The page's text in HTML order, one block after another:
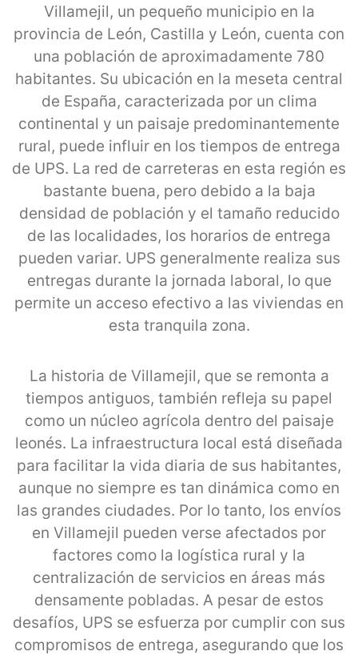
Villamejil, un pequeño municipio en la
provincia de León, Castilla y León, cuenta con
una población de aproximadamente 780
habitantes. Su ubicación en la meseta central
de España, caracterizada por un clima
continental y un paisaje predominantemente
rural, puede influir en los tiempos de entrega
de UPS. La red de carreteras en esta región es
bastante buena, pero debido a la baja
densidad de población y el tamaño reducido
de las localidades, los horarios de entrega
pueden variar. UPS generalmente realiza sus
entregas durante la jornada laboral, lo que
permite un acceso efectivo a las viviendas en
esta tranquila zona.
La historia de Villamejil, que se remonta a
tiempos antiguos, también refleja su papel
como un núcleo agrícola dentro del paisaje
leonés. La infraestructura local está diseñada
para facilitar la vida diaria de sus habitantes,
aunque no siempre es tan dinámica como en
las grandes ciudades. Por lo tanto, los envíos
en Villamejil pueden verse afectados por
factores como la logística rural y la
centralización de servicios en áreas más
densamente pobladas. A pesar de estos
desafíos, UPS se esfuerza por cumplir con sus
compromisos de entrega, asegurando que los